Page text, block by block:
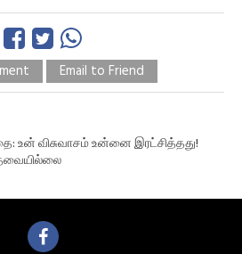
Email to Friend
உன் விசுவாசம் உன்னை இரட்சித்தது!